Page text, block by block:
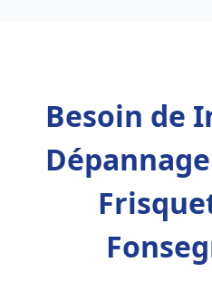
Besoin de